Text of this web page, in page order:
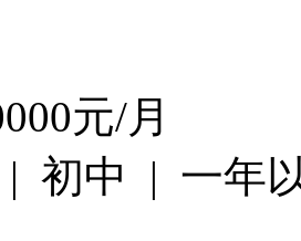
元/月
初中 | 一年